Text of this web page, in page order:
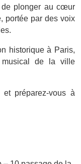
de plonger au cœur
portée par des voix
historique à Paris,
de la ville
préparez-vous à